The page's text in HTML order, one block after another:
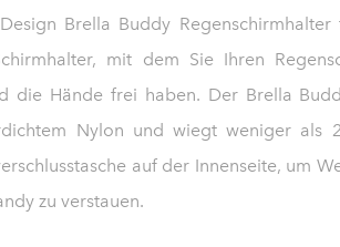
Brella Buddy Regenschirmhalter
mit dem Sie Ihren
die Hände frei haben. Der Brella
Nylon und wiegt weniger als
auf der Innenseite, um
zu verstauen.